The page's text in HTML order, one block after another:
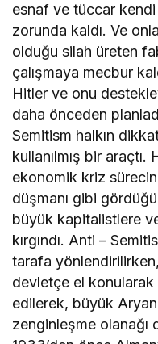
esnaf ve tüccar
zorunda kaldı. Ve
olduğu silah üreten
çalışmaya mecbur
Hitler ve onu
daha önceden
Semitism halkın
kullanılmış bir araçtı.
ekonomik kriz
düşmanı gibi
büyük kapitalistlere ve
kırgındı. Anti –
tarafa
devletçe el
edilerek, büyük
zenginleşme olanağı